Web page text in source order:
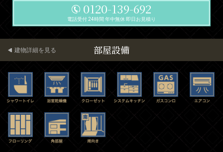
0120-139-692
電話受付 24時間 年中無休 即日お見積り
部屋設備
建物詳細を見る